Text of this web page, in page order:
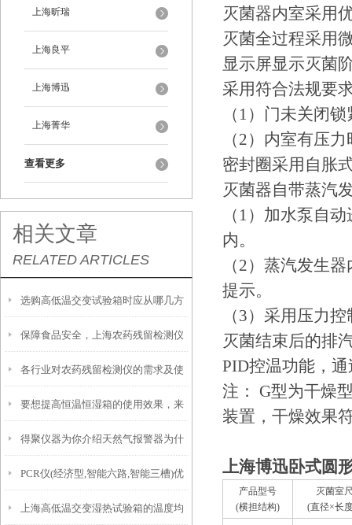
上海昕瑞
上海良平
上海博迅
上海菁华
查看更多
相关文章
RELATED ARTICLES
选购高低温交变试验箱时应从哪几方
面考虑？
保障食品安全，上海农药残留检测仪
助力农产品监管
各行业对农药残留检测仪的需求及使
用情况了解
要想提高恒温恒湿箱的使用效果，来
看看这些！
得聚仪器为你介绍天然气报警器为什
么要设置两级报警？有何好处
PCR仪(经济型,智能六路,智能三槽)优
势特点
上海高低温交变湿热试验箱的温度均
灭菌器内室采用
灭菌全过程采用
显示屏显示灭菌
采用符合法规要
（1）门未关闭
（2）内室有压
密封圈采用自胀
灭菌器自带蒸汽
（ 1）加水泵自
内。
（2）蒸汽发生
提示。
（3）采用压力
灭菌结束后的排
PID控温功能，
注：
G型为干燥
装置，干燥效果
上海博迅卧式圆
产品型号
(横担结构)
灭菌室
(直径×长